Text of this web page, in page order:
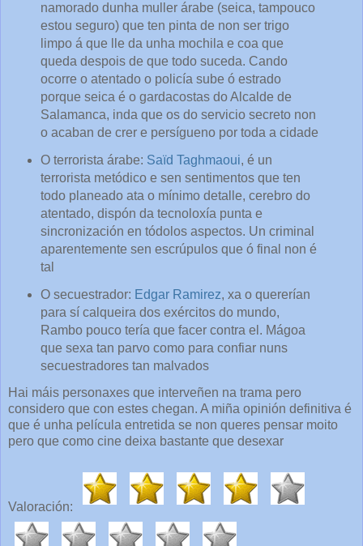
namorado dunha muller árabe (seica, tampouco
estou seguro) que ten pinta de non ser trigo
limpo á que lle da unha mochila e coa que
queda despois de que todo suceda. Cando
ocorre o atentado o policía sube ó estrado
porque seica é o gardacostas do Alcalde de
Salamanca, inda que os do servicio secreto non
o acaban de crer e persígueno por toda a cidade
O terrorista árabe: Saïd Taghmaoui, é un
terrorista metódico e sen sentimentos que ten
todo planeado ata o mínimo detalle, cerebro do
atentado, dispón da tecnoloxía punta e
sincronización en tódolos aspectos. Un criminal
aparentemente sen escrúpulos que ó final non é
tal
O secuestrador: Edgar Ramirez, xa o quererían
para sí calqueira dos exércitos do mundo,
Rambo pouco tería que facer contra el. Mágoa
que sexa tan parvo como para confiar nuns
secuestradores tan malvados
Hai máis personaxes que interveñen na trama pero
considero que con estes chegan. A miña opinión definitiva é
que é unha película entretida se non queres pensar moito
pero que como cine deixa bastante que desexar
Valoración: